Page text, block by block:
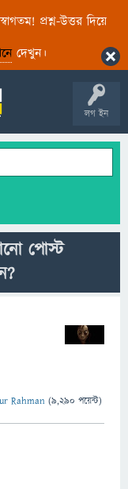
প্রশ্ন-উত্তর দিয়ে
দেখুন।
লগ ইন
পোস্ট
Rahman (9,290 পয়েন্ট)